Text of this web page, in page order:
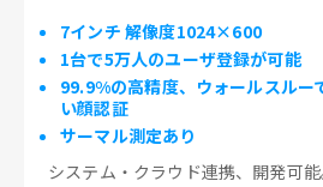
7インチ 解像度1024×600
1台で5万人のユーザ登録が可能
99.9%の高精度、ウォールスルー
い顔認証
サーマル測定あり
システム・クラウド連携、開発可能